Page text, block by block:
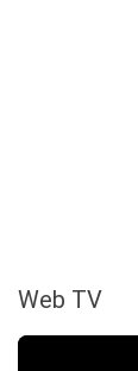
Web TV